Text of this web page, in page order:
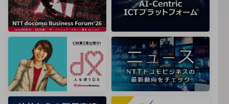
DXに関する課題を解決する
サービス・ソリューションをご紹介
カテゴリーで探す
カテゴリーで探すTOP
ネットワーク・モバイル
クラウド・データセンター
電話・映像コミュニケーション